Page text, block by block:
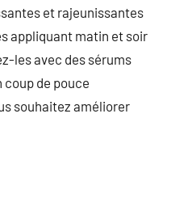
et rajeunissantes
appliquant matin et soir
les avec des sérums
coup de pouce
souhaitez améliorer